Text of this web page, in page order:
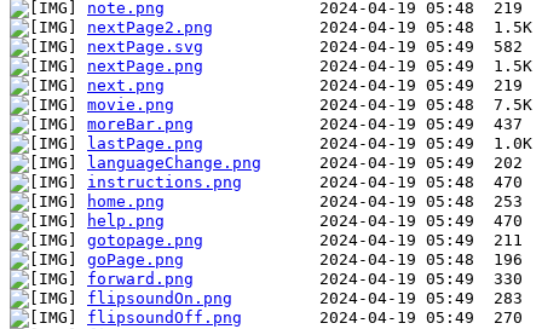
note.png
nextPage2.png
nextPage.svg
nextPage.png
next.png
movie.png
moreBar.png
lastPage.png
languageChange.png
instructions.png
home.png
help.png
gotopage.png
goPage.png
forward.png
flipsoundOn.png
flipsoundOff.png